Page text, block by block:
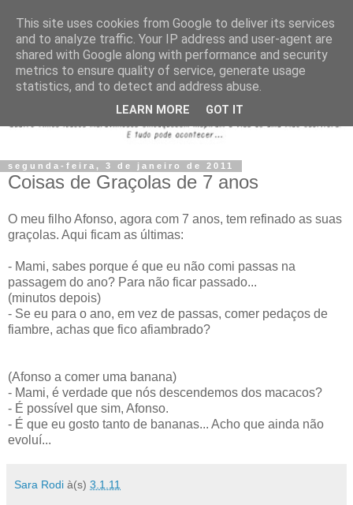
segunda-feira, 3 de janeiro de 2011
Coisas de Graçolas de 7 anos
O meu filho Afonso, agora com 7 anos, tem refinado as suas
graçolas. Aqui ficam as últimas:
- Mami, sabes porque é que eu não comi passas na
passagem do ano? Para não ficar passado...
(minutos depois)
- Se eu para o ano, em vez de passas, comer pedaços de
fiambre, achas que fico afiambrado?
(Afonso a comer uma banana)
- Mami, é verdade que nós descendemos dos macacos?
- É possível que sim, Afonso.
- É que eu gosto tanto de bananas... Acho que ainda não
evoluí...
Sara Rodi à(s) 3.1.11
This site uses cookies from Google to deliver its services
and to analyze traffic. Your IP address and user-agent are
shared with Google along with performance and security
metrics to ensure quality of service, generate usage
statistics, and to detect and address abuse.
LEARN MORE GOT IT